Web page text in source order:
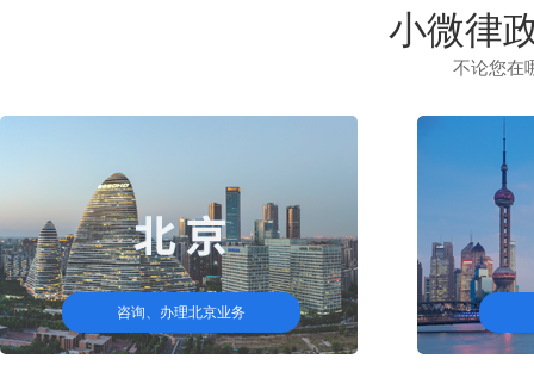
小微律
不论您在
咨询、办理北京业务